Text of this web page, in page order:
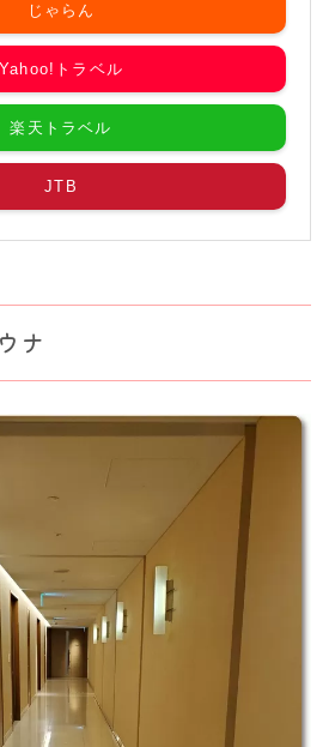
じゃらん
Yahoo!トラベル
楽天トラベル
JTB
ナ